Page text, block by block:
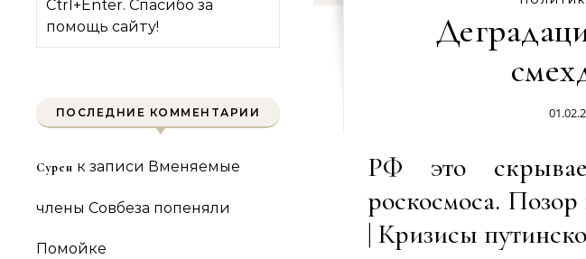
Ctrl+Enter. Спасибо за
помощь сайту!
ПОСЛЕДНИЕ КОММЕНТАРИИ
Сурен к записи Вменяемые
члены Совбеза попеняли
Помойке
РФ это
роскосмоса. Позор
| Кризисы